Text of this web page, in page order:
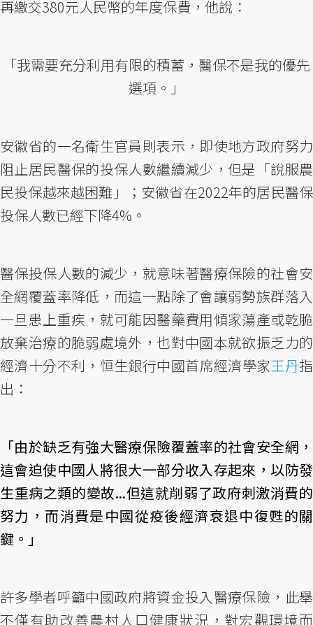
再繳交380元人民幣的年度保費，他說：
「我需要充分利用有限的積蓄，醫保不是我的優先
選項。」
安徽省的一名衛生官員則表示，即使地方政府努力
阻止居民醫保的投保人數繼續減少，但是「說服農
民投保越來越困難」；安徽省在2022年的居民醫保
投保人數已經下降4%。
醫保投保人數的減少，就意味著醫療保險的社會安
全網覆蓋率降低，而這一點除了會讓弱勢族群落入
一旦患上重疾，就可能因醫藥費用傾家蕩產或乾脆
放棄治療的脆弱處境外，也對中國本就欲振乏力的
經濟十分不利，恒生銀行中國首席經濟學家王丹指
出：
「由於缺乏有強大醫療保險覆蓋率的社會安全網，
這會迫使中國人將很大一部分收入存起來，以防發
生重病之類的變故...但這就削弱了政府刺激消費的
努力，而消費是中國從疫後經濟衰退中復甦的關
鍵。」
許多學者呼籲中國政府將資金投入醫療保險，此舉
不僅有助改善農村人口健康狀況，對宏觀環境而